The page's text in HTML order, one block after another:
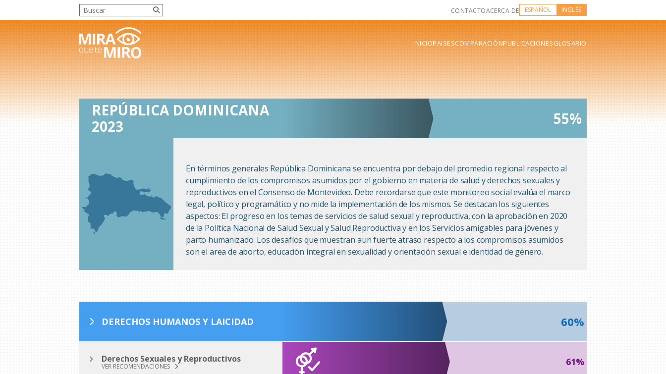
CONTACTOACERCA DE ESPAÑOL INGLÉS
INICIOPAISESCOMPARACIÓNPUBLICACIONESGLOSARIO
REPÚBLICA DOMINICANA
2023
55%
En términos generales República Dominicana se encuentra por debajo del promedio regional respecto al
cumplimiento de los compromisos asumidos por el gobierno en materia de salud y derechos sexuales y
reproductivos en el Consenso de Montevideo. Debe recordarse que este monitoreo social evalúa el marco
legal, político y programático y no mide la implementación de los mismos. Se destacan los siguientes
aspectos: El progreso en los temas de servicios de salud sexual y reproductiva, con la aprobación en 2020
de la Política Nacional de Salud Sexual y Salud Reproductiva y en los Servicios amigables para jóvenes y
parto humanizado. Los desafíos que muestran aun fuerte atraso respecto a los compromisos asumidos
son el area de aborto, educación integral en sexualidad y orientación sexual e identidad de género.
DERECHOS HUMANOS Y LAICIDAD 60%
Derechos Sexuales y Reproductivos
VER RECOMENDACIONES 61%